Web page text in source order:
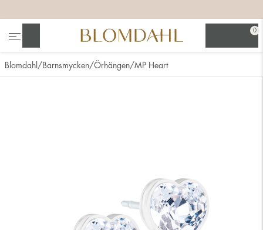
0
Blomdahl Barnsmycken Örhängen MP Heart